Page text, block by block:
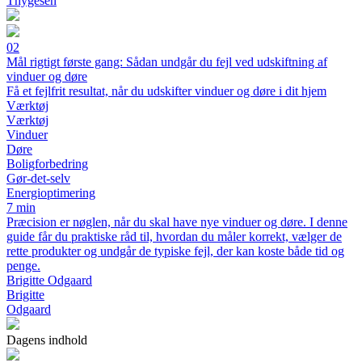
02
Mål rigtigt første gang: Sådan undgår du fejl ved udskiftning af
vinduer og døre
Få et fejlfrit resultat, når du udskifter vinduer og døre i dit hjem
Værktøj
Værktøj
Vinduer
Døre
Boligforbedring
Gør-det-selv
Energioptimering
7 min
Præcision er nøglen, når du skal have nye vinduer og døre. I denne
guide får du praktiske råd til, hvordan du måler korrekt, vælger de
rette produkter og undgår de typiske fejl, der kan koste både tid og
penge.
Brigitte Odgaard
Brigitte
Odgaard
Dagens indhold